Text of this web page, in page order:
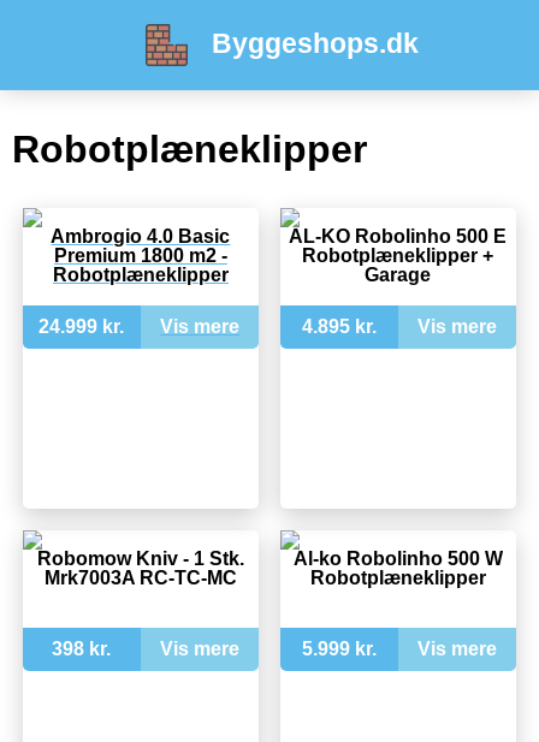
Byggeshops.dk
Robotplæneklipper
Ambrogio 4.0 Basic
Premium 1800 m2 -
Robotplæneklipper
24.999 kr. Vis mere
AL-KO Robolinho 500 E
Robotplæneklipper +
Garage
4.895 kr. Vis mere
Robomow Kniv - 1 Stk.
Mrk7003A RC-TC-MC
398 kr. Vis mere
Al-ko Robolinho 500 W
Robotplæneklipper
5.999 kr. Vis mere